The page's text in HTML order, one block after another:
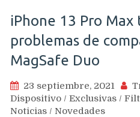
iPhone 13 Pro Max
problemas de
MagSafe Duo
23 septiembre, 2021
Dispositivo / Exclusivas /
Noticias / Novedades